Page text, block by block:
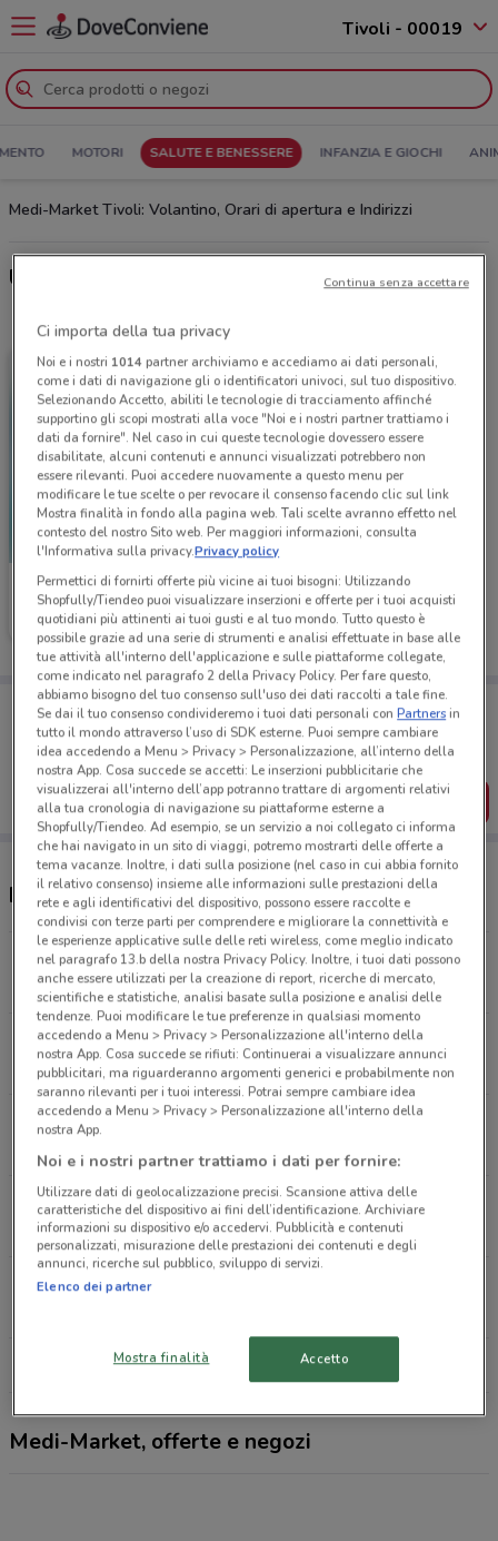
Tivoli - 00019
MOTORI SALUTE E BENESSERE INFANZIA E GIOCHI
Medi-Market Tivoli: Volantino, Orari di apertura e Indirizzi
Ultime offerte del volantino Medi-Market
Medi-Market
Scade il 31/08 10.4 km
Porta DoveConviene sempre con te!
Puoi trovare le migliori offerte dei negozi vicino a te,
salvarle e creare la tua lista del risparmio, comodamente
dal tuo cellulare.
SCARICA L’APP
Negozi Medi-Market a Tivoli
Via Collatina km 12800 Roma
10.3 km
Via Aristide Merloni, 141 Roma
15.8 km
CHIUSO
Via Alberto Lionello, 201 Roma
Via Tuscolana, 803 Roma
20.7 km
Via Cola di Rienzo, 293 Roma
Tutti i negozi Medi-Market
Medi-Market, offerte e negozi
Ci importa della tua privacy
Noi e i nostri 1014partner archiviamo e accediamo ai dati personali,
come i dati di navigazione gli o identificatori univoci, sul tuo dispositivo.
Selezionando Accetto, abiliti le tecnologie di tracciamento affinché
supportino gli scopi mostrati alla voce "Noi e i nostri partner trattiamo i
dati da fornire". Nel caso in cui queste tecnologie dovessero essere
disabilitate, alcuni contenuti e annunci visualizzati potrebbero non
essere rilevanti. Puoi accedere nuovamente a questo menu per
modificare le tue scelte o per revocare il consenso facendo clic sul link
Mostra finalità in fondo alla pagina web. Tali scelte avranno effetto nel
contesto del nostro Sito web. Per maggiori informazioni, consulta
l'Informativa sulla privacy.Privacy policy
Permettici di fornirti offerte più vicine ai tuoi bisogni: Utilizzando
Shopfully/Tiendeo puoi visualizzare inserzioni e offerte per i tuoi acquisti
quotidiani più attinenti ai tuoi gusti e al tuo mondo. Tutto questo è
possibile grazie ad una serie di strumenti e analisi effettuate in base alle
tue attività all'interno dell'applicazione e sulle piattaforme collegate,
come indicato nel paragrafo 2 della Privacy Policy. Per fare questo,
abbiamo bisogno del tuo consenso sull'uso dei dati raccolti a tale fine.
Se dai il tuo consenso condivideremo i tuoi dati personali conPartnersin
tutto il mondo attraverso l’uso di SDK esterne. Puoi sempre cambiare
idea accedendo a Menu > Privacy > Personalizzazione, all’interno della
nostra App. Cosa succede se accetti: Le inserzioni pubblicitarie che
visualizzerai all'interno dell’app potranno trattare di argomenti relativi
alla tua cronologia di navigazione su piattaforme esterne a
Shopfully/Tiendeo. Ad esempio, se un servizio a noi collegato ci informa
che hai navigato in un sito di viaggi, potremo mostrarti delle offerte a
tema vacanze. Inoltre, i dati sulla posizione (nel caso in cui abbia fornito
il relativo consenso) insieme alle informazioni sulle prestazioni della
rete e agli identificativi del dispositivo, possono essere raccolte e
condivisi con terze parti per comprendere e migliorare la connettività e
le esperienze applicative sulle delle reti wireless, come meglio indicato
nel paragrafo 13.b della nostra Privacy Policy. Inoltre, i tuoi dati possono
anche essere utilizzati per la creazione di report, ricerche di mercato,
scientifiche e statistiche, analisi basate sulla posizione e analisi delle
tendenze. Puoi modificare le tue preferenze in qualsiasi momento
accedendo a Menu > Privacy > Personalizzazione all'interno della
nostra App. Cosa succede se rifiuti: Continuerai a visualizzare annunci
pubblicitari, ma riguarderanno argomenti generici e probabilmente non
saranno rilevanti per i tuoi interessi. Potrai sempre cambiare idea
accedendo a Menu > Privacy > Personalizzazione all'interno della
nostra App.
Noi e i nostri partner trattiamo i dati per fornire:
Utilizzare dati di geolocalizzazione precisi. Scansione attiva delle
caratteristiche del dispositivo ai fini dell’identificazione. Archiviare
informazioni su dispositivo e/o accedervi. Pubblicità e contenuti
personalizzati, misurazione delle prestazioni dei contenuti e degli
annunci, ricerche sul pubblico, sviluppo di servizi.
Elenco dei partner
Mostra finalità Accetto
Continua senza accettare